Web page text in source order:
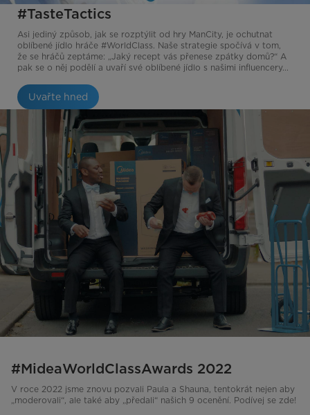
#TasteTactics
Asi jediný způsob, jak se rozptýlit od hry ManCity, je ochutnat
oblíbené jídlo hráče #WorldClass. Naše strategie spočívá v tom,
že se hráčů zeptáme: „Jaký recept vás přenese zpátky domů?“ A
pak se o něj podělí a uvaří své oblíbené jídlo s našimi influencery...
Uvařte hned
#MideaWorldClassAwards 2022
V roce 2022 jsme znovu pozvali Paula a Shauna, tentokrát nejen aby
„moderovali“, ale také aby „předali“ našich 9 ocenění. Podívej se zde!